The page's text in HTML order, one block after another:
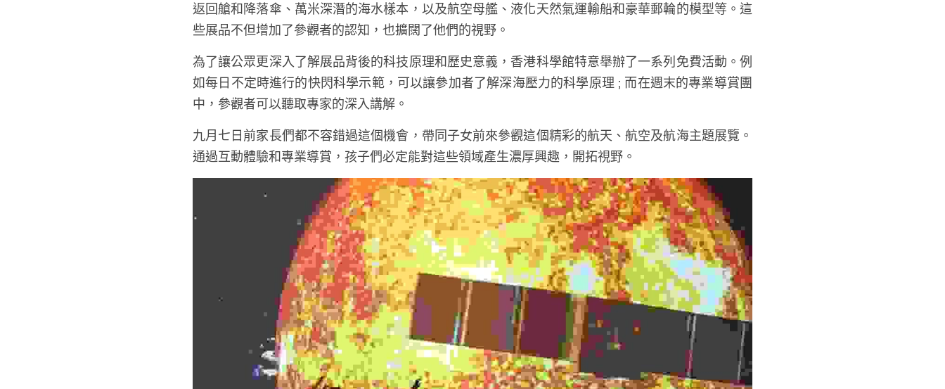
返回艙和降落傘、萬米深潛的海水樣本，以及航空母艦、液化天然氣運輸船和豪華郵輪的模型等。這
些展品不但增加了參觀者的認知，也擴闊了他們的視野。
為了讓公眾更深入了解展品背後的科技原理和歷史意義，香港科學館特意舉辦了一系列免費活動。例
如每日不定時進行的快閃科學示範，可以讓參加者了解深海壓力的科學原理 ; 而在週末的專業導賞團
中，參觀者可以聽取專家的深入講解。
九月七日前家長們都不容錯過這個機會，帶同子女前來參觀這個精彩的航天、航空及航海主題展覽。
通過互動體驗和專業導賞，孩子們必定能對這些領域產生濃厚興趣，開拓視野。